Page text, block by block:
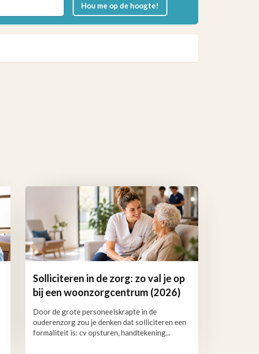
Hou me op de hoogte!
Solliciteren in de zorg: zo val je op
bij een woonzorgcentrum (2026)
Door de grote personeelskrapte in de
ouderenzorg zou je denken dat solliciteren een
formaliteit is: cv opsturen, handtekening...